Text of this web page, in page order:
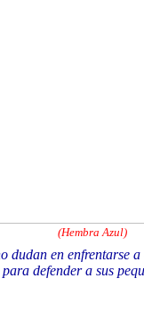
(Hembra Azul)
dudan en enfrentarse
defender a sus